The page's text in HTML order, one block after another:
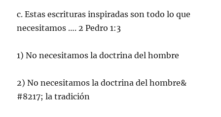
c. Estas escrituras inspiradas son todo lo que
necesitamos …. 2 Pedro 1:3
1) No necesitamos la doctrina del hombre
2) No necesitamos la doctrina del hombre&
#8217; la tradición